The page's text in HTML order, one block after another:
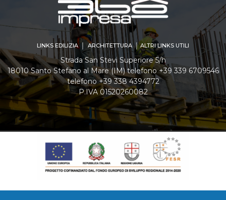
LINKS EDILIZIA │ ARCHITETTURA │ ALTRI LINKS UTILI
Strada San Stevi Superiore 5/h
18010 Santo Stefano al Mare (IM) telefono +39 339 6709546
telefono +39 338 4394772
P.IVA 01520260082